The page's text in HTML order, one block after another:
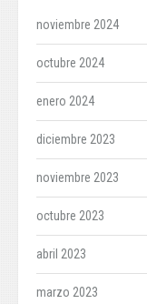
noviembre 2024
octubre 2024
enero 2024
diciembre 2023
noviembre 2023
octubre 2023
abril 2023
marzo 2023